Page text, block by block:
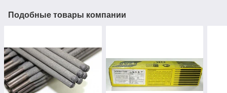
Подобные товары компании